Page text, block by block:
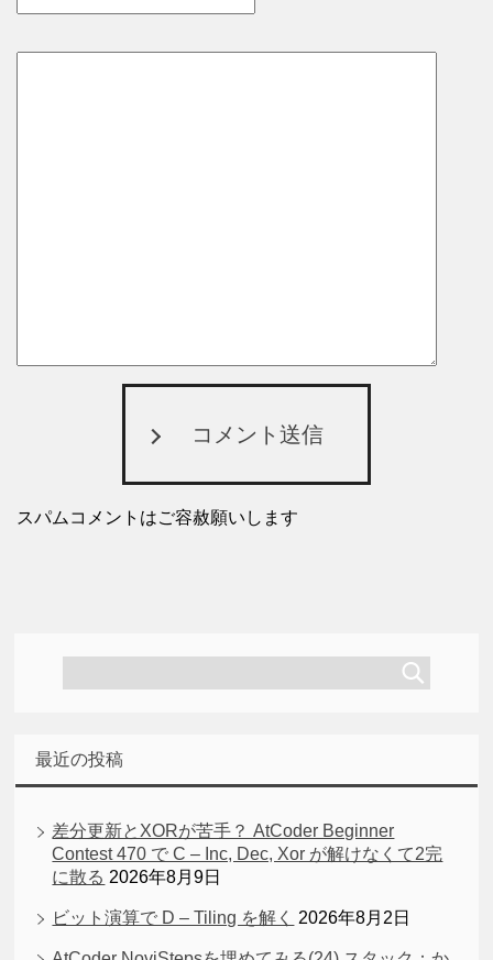
コメント送信
スパムコメントはご容赦願いします
最近の投稿
差分更新とXORが苦手？ AtCoder Beginner
Contest 470 で C – Inc, Dec, Xor が解けなくて2完
に散る 2026年8月9日
ビット演算で D – Tiling を解く 2026年8月2日